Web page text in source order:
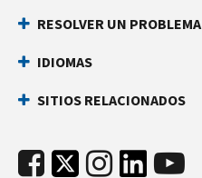
RESOLVER UN PROBLEMA
IDIOMAS
SITIOS RELACIONADOS